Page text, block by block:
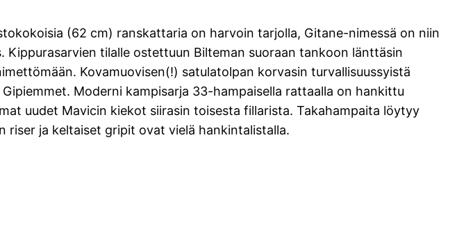
(62 cm) ranskattaria on harvoin tarjolla, Gitane-nimessä on niin
tilalle ostettuun Bilteman suoraan tankoon länttäsin
Kovamuovisen(!) satulatolpan korvasin turvallisuussyistä
Moderni kampisarja 33-hampaisella rattaalla on hankittu
uudet Mavicin kiekot siirasin toisesta fillarista. Takahampaita löytyy
riser ja keltaiset gripit ovat vielä hankintalistalla.